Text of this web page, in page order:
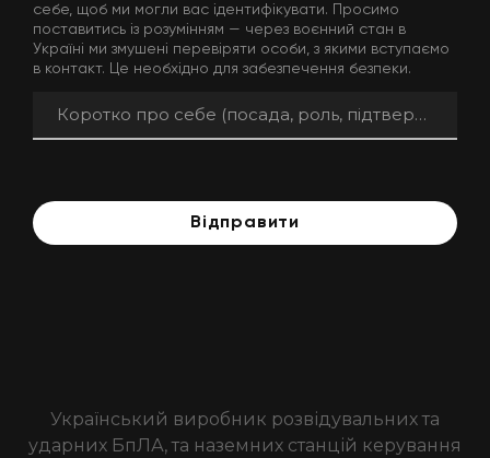
себе, щоб ми могли вас ідентифікувати. Просимо
поставитись із розумінням — через воєнний стан в
Україні ми змушені перевіряти особи, з якими вступаємо
в контакт. Це необхідно для забезпечення безпеки.
Відправити
Український виробник розвідувальних та
ударних БпЛА, та наземних станцій керування